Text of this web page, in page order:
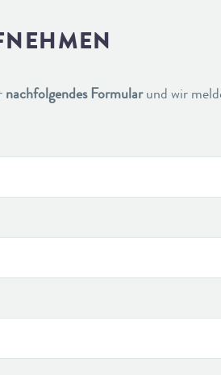
nachfolgendes Formularund wir